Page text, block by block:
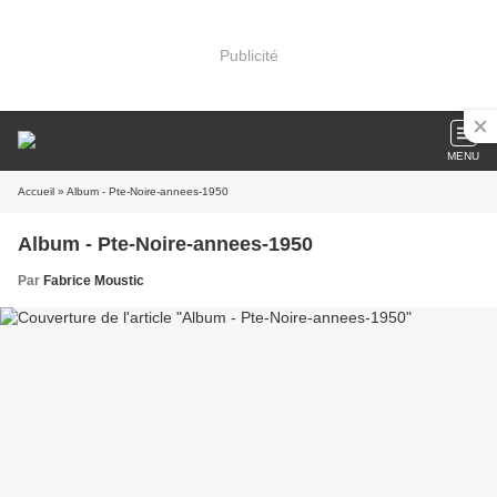
Publicité
MENU
Accueil » Album - Pte-Noire-annees-1950
Album - Pte-Noire-annees-1950
Par Fabrice Moustic